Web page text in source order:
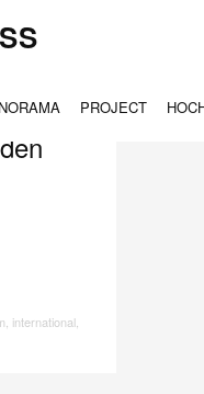
PROJECT
MOINMOIN
, international,